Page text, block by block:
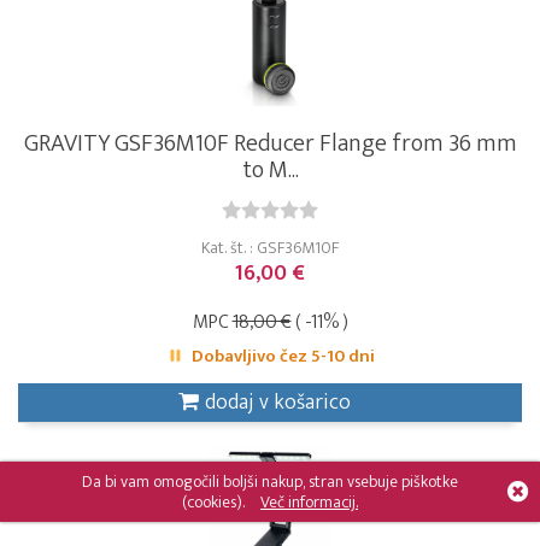
GRAVITY GSF36M10F Reducer Flange from 36 mm
to M...
Kat. št. : GSF36M10F
16,00 €
MPC18,00 €( -11% )
Dobavljivo čez 5-10 dni
dodaj v košarico
Da bi vam omogočili boljši nakup, stran vsebuje piškotke
(cookies). Več informacij.